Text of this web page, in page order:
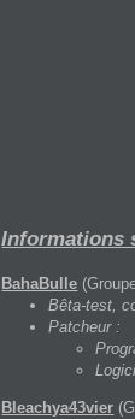
Informations
BahaBulle
Bêta-test,
Patcheur :
Bleachya43vier